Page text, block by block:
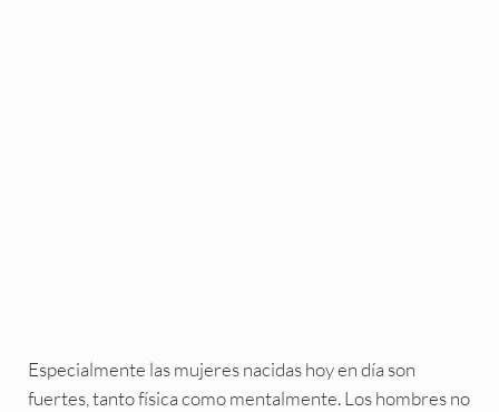
Especialmente las mujeres nacidas hoy en día son
fuertes, tanto física como mentalmente. Los hombres no